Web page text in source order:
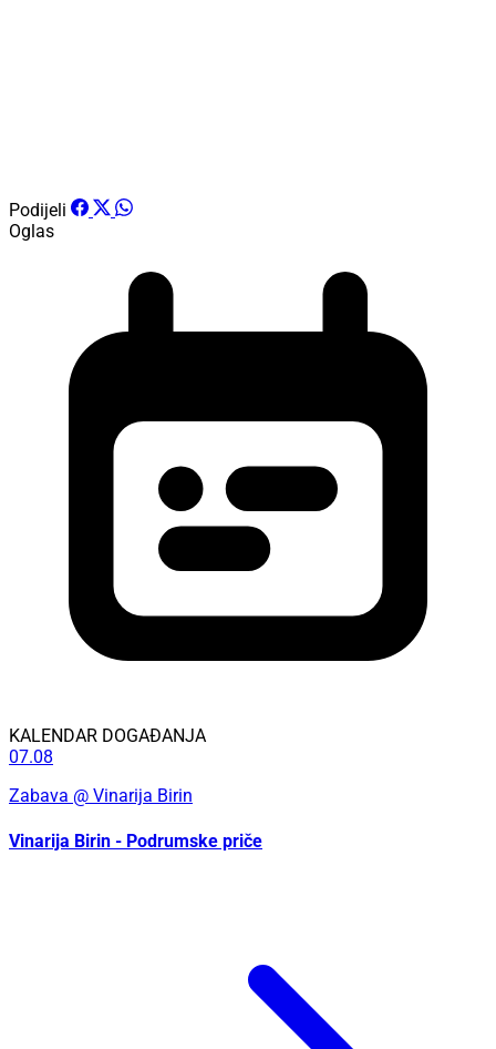
Podijeli
Oglas
KALENDAR DOGAĐANJA
07.08
Zabava @ Vinarija Birin
Vinarija Birin - Podrumske priče